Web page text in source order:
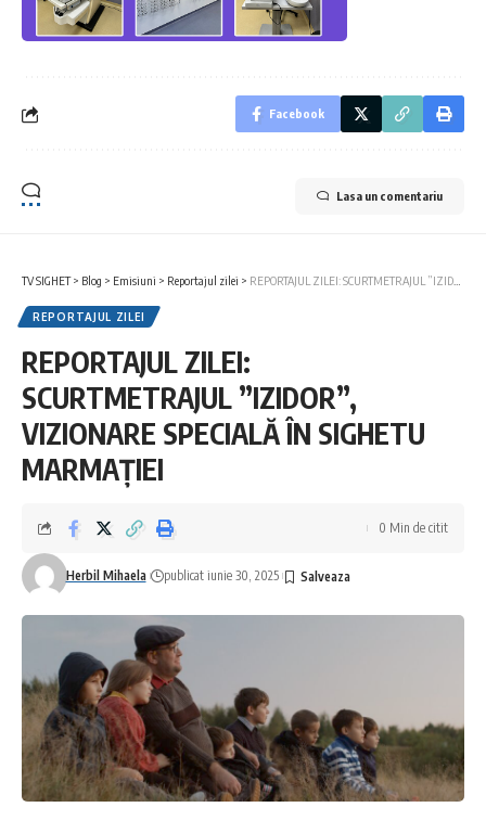
Facebook
Lasa un comentariu
TV SIGHET> Blog > Emisiuni > Reportajul zilei > REPORTAJUL ZILEI: SCURTMETRAJUL ”IZIDOR”, VIZIONARE SPECIALĂ ÎN SIGHETU MARMAȚIEI
REPORTAJUL ZILEI
REPORTAJUL ZILEI:
SCURTMETRAJUL ”IZIDOR”,
VIZIONARE SPECIALĂ ÎN SIGHETU
MARMAȚIEI
Herbil Mihaela publicat iunie 30, 2025
0 Min de citit